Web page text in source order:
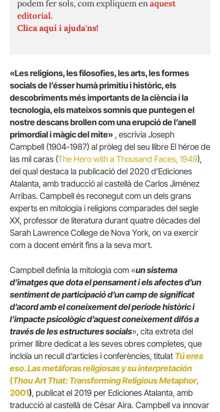
podem fer sols, com expliquem enaquest
editorial.
Clica aquí i ajuda'ns!
«Les religions, les filosofies, les arts, les formes
socials de l’ésser humà primitiu i històric, els
descobriments més importants de la ciència i la
tecnologia, els mateixos somnis que puntegen el
nostre descans brollen com una erupció de l’anell
primordial i màgic del mite» , escrivia Joseph
Campbell (1904-1987) al pròleg del seu llibre El héroe de
las mil caras (The Hero with a Thousand Faces, 1949),
del qual destaca la publicació del 2020 d’Ediciones
Atalanta, amb traducció al castellà de Carlos Jiménez
Arribas. Campbell és reconegut com un dels grans
experts en mitologia i religions comparades del segle
XX, professor de literatura durant quatre dècades del
Sarah Lawrence College de Nova York, on va exercir
com a docent emèrit fins a la seva mort.
Campbell definia la mitologia com «un sistema
d’imatges que dota el pensament i els afectes d’un
sentiment de participació d’un camp de significat
d’acord amb el coneixement del període històric i
l’impacte psicològic d’aquest coneixement difós a
través de les estructures socials», cita extreta del
primer llibre dedicat a les seves obres completes, que
incloïa un recull d’articles i conferències, titulat Tú eres
eso. Las metáforas religiosas y su interpretación
(Thou Art That: Transforming Religious Metaphor,
2001), publicat el 2019 per Ediciones Atalanta, amb
traducció al castellà de César Aira. Campbell va innovar